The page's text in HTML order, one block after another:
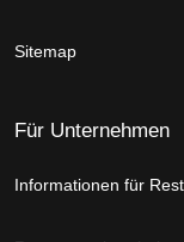
Sitemap
Für Unternehmen
Informationen für